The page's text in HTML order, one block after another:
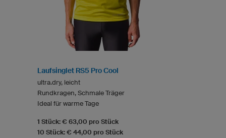
Laufsinglet RS5 Pro Cool
ultra.dry, leicht
Rundkragen, Schmale Träger
Ideal für warme Tage
1 Stück: € 63,00 pro Stück
10 Stück: € 44,00 pro Stück